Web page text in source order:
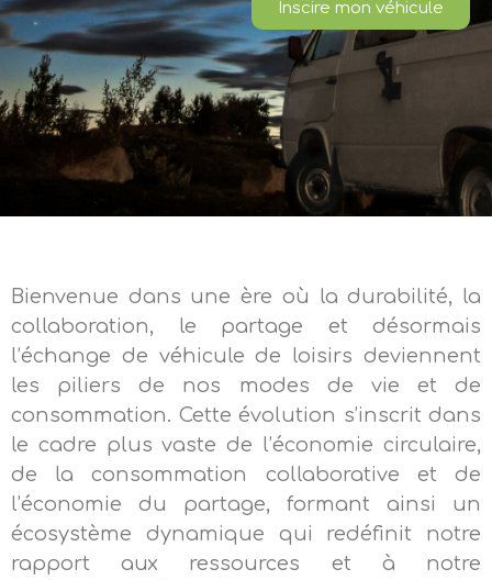
Inscire mon véhicule
Bienvenue dans une ère où la durabilité, la
collaboration, le partage et désormais
l’échange de véhicule de loisirs deviennent
les piliers de nos modes de vie et de
consommation. Cette évolution s’inscrit dans
le cadre plus vaste de l’économie circulaire,
de la consommation collaborative et de
l’économie du partage, formant ainsi un
écosystème dynamique qui redéfinit notre
rapport aux ressources et à notre